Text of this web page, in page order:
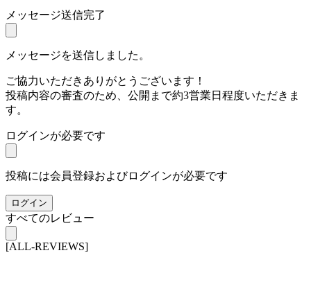
メッセージ送信完了
メッセージを送信しました。
ご協力いただきありがとうございます！
投稿内容の審査のため、公開まで約3営業日程度いただきま
す。
ログインが必要です
投稿には会員登録およびログインが必要です
ログイン
すべてのレビュー
[ALL-REVIEWS]